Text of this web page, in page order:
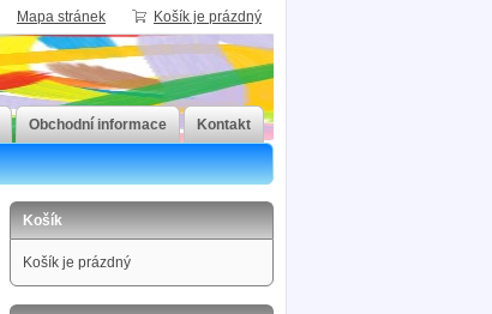
Košík je prázdný
Mapa stránek
Obchodní informace Kontakt
Košík
Košík je prázdný